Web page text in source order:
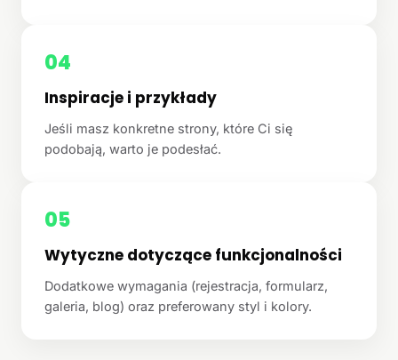
04
Inspiracje i przykłady
Jeśli masz konkretne strony, które Ci się
podobają, warto je podesłać.
05
Wytyczne dotyczące funkcjonalności
Dodatkowe wymagania (rejestracja, formularz,
galeria, blog) oraz preferowany styl i kolory.